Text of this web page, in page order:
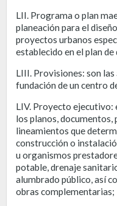
LII. Programa o plan
planeación para el
proyectos urbanos
establecido en el plan
LIII. Provisiones: son
fundación de un centro
LIV. Proyecto ejecutivo:
los planos, documentos,
lineamientos que
construcción o
u organismos
potable, drenaje
alumbrado público, así
obras complementarias;